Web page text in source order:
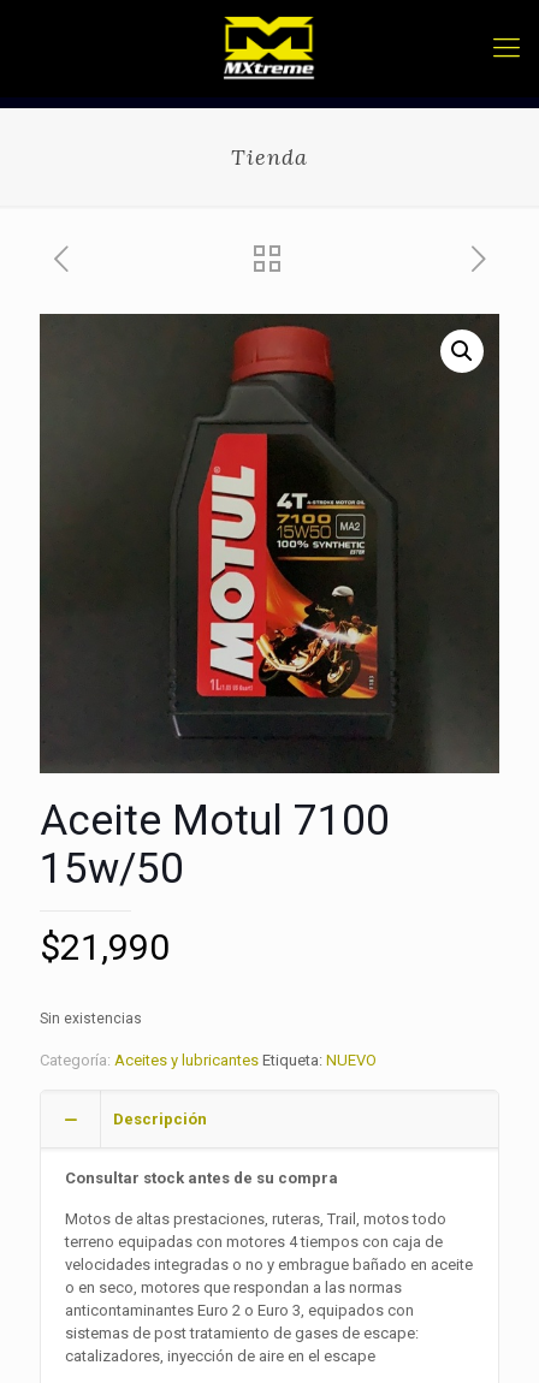
Tienda
Aceite Motul 7100
15w/50
$21,990
Sin existencias
Categoría: Aceites y lubricantes Etiqueta: NUEVO
Descripción
Consultar stock antes de su compra
Motos de altas prestaciones, ruteras, Trail, motos todo
terreno equipadas con motores 4 tiempos con caja de
velocidades integradas o no y embrague bañado en aceite
o en seco, motores que respondan a las normas
anticontaminantes Euro 2 o Euro 3, equipados con
sistemas de post tratamiento de gases de escape:
catalizadores, inyección de aire en el escape